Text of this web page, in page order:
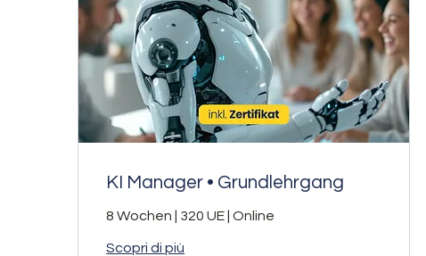
KI Manager • Grundlehrgang
8 Wochen | 320 UE | Online
Scopri di più